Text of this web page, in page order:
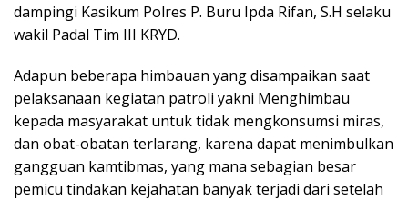
dampingi Kasikum Polres P. Buru Ipda Rifan, S.H selaku
wakil Padal Tim III KRYD.
Adapun beberapa himbauan yang disampaikan saat
pelaksanaan kegiatan patroli yakni Menghimbau
kepada masyarakat untuk tidak mengkonsumsi miras,
dan obat-obatan terlarang, karena dapat menimbulkan
gangguan kamtibmas, yang mana sebagian besar
pemicu tindakan kejahatan banyak terjadi dari setelah